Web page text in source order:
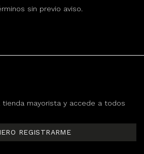
sin previo aviso.
tienda mayorista y accede a todos
REGISTRARME